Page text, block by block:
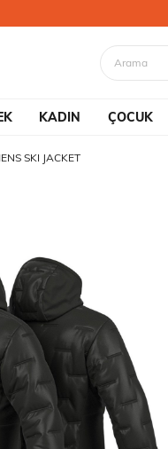
KADIN ÇOCUK
SKI JACKET